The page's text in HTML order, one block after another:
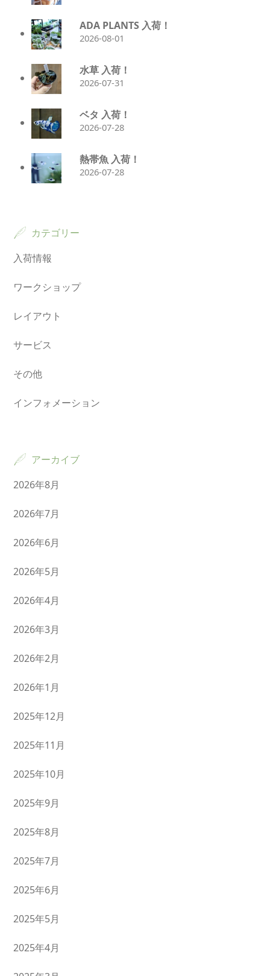
ADA PLANTS 入荷！
2026-08-01
水草 入荷！
2026-07-31
ベタ 入荷！
2026-07-28
熱帯魚 入荷！
2026-07-28
カテゴリー
入荷情報
ワークショップ
レイアウト
サービス
その他
インフォメーション
アーカイブ
2026年8月
2026年7月
2026年6月
2026年5月
2026年4月
2026年3月
2026年2月
2026年1月
2025年12月
2025年11月
2025年10月
2025年9月
2025年8月
2025年7月
2025年6月
2025年5月
2025年4月